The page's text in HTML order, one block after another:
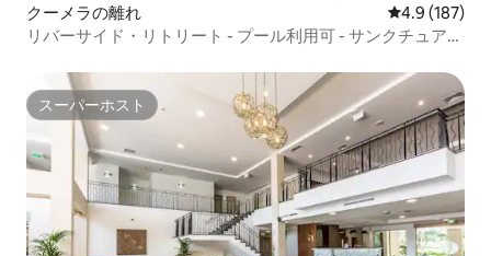
クーメラの離れ レビュー187
4.9 (187)
リバーサイド・リトリート - プール利用可 - サンクチュア
スーパーホスト
スーパーホスト